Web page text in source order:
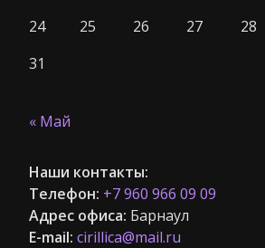
24
25 26 27 28
31
« Май
Наши контакты:
Телефон: +7 960 966 09 09
Адрес офиса: Барнаул
E-mail: cirillica@mail.ru